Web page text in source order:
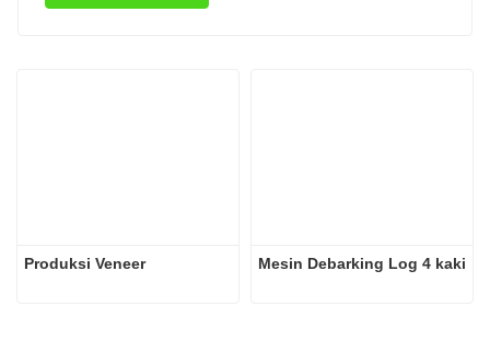
Produksi Veneer Mesin Debarking Log 4 kaki